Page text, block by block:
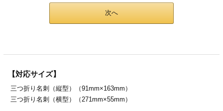
印刷
次へ
【対応サイズ】
三つ折り名刺（縦型）（91mm×163mm）
三つ折り名刺（横型）（271mm×55mm）